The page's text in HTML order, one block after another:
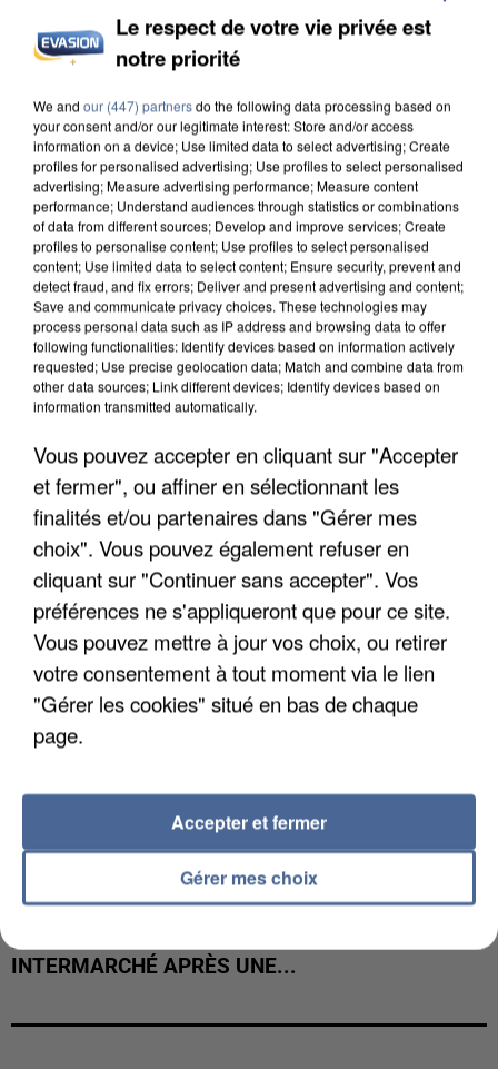
INTERPELLÉ EN ALGÉRIE
UNE TOURISTE DE L’OISE EMPORTÉE PAR UNE
COULÉE DE BOUE EN HAUTE-SAVOIE
LES DONNÉES DE 300 000 CLIENTS DÉROBÉES À
INTERMARCHÉ APRÈS UNE...
Le respect de votre vie privée est
notre priorité
We and our (447) partnersdo the following data processing based on
your consent and/or our legitimate interest: Store and/or access
information on a device; Use limited data to select advertising; Create
profiles for personalised advertising; Use profiles to select personalised
advertising; Measure advertising performance; Measure content
performance; Understand audiences through statistics or combinations
of data from different sources; Develop and improve services; Create
profiles to personalise content; Use profiles to select personalised
content; Use limited data to select content; Ensure security, prevent and
detect fraud, and fix errors; Deliver and present advertising and content;
Save and communicate privacy choices. These technologies may
process personal data such as IP address and browsing data to offer
following functionalities: Identify devices based on information actively
requested; Use precise geolocation data; Match and combine data from
other data sources; Link different devices; Identify devices based on
information transmitted automatically.
Vous pouvez accepter en cliquant sur "Accepter
et fermer", ou affiner en sélectionnant les
finalités et/ou partenaires dans "Gérer mes
choix". Vous pouvez également refuser en
cliquant sur "Continuer sans accepter". Vos
préférences ne s'appliqueront que pour ce site.
Vous pouvez mettre à jour vos choix, ou retirer
votre consentement à tout moment via le lien
"Gérer les cookies" situé en bas de chaque
page.
Gérer mes choix
Accepter et fermer